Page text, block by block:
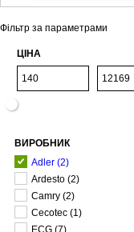
Фільтр за параметрами
ЦІНА
ВИРОБНИК
Adler (2)
Ardesto (2)
Camry (2)
Cecotec (1)
ECG (7)